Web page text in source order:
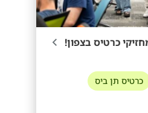
כרטיס תן ביס